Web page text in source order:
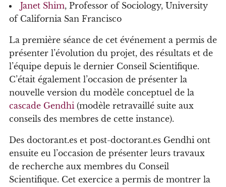
Janet Shim, Professor of Sociology, University
of California San Francisco
La première séance de cet événement a permis de
présenter l’évolution du projet, des résultats et de
l’équipe depuis le dernier Conseil Scientifique.
C’était également l’occasion de présenter la
nouvelle version du modèle conceptuel de la
cascade Gendhi(modèle retravaillé suite aux
conseils des membres de cette instance).
Des doctorant.es et post-doctorant.es Gendhi ont
ensuite eu l’occasion de présenter leurs travaux
de recherche aux membres du Conseil
Scientifique. Cet exercice a permis de montrer la